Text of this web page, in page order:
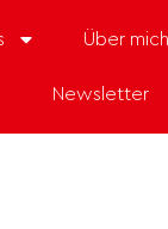
Über mich
Newsletter